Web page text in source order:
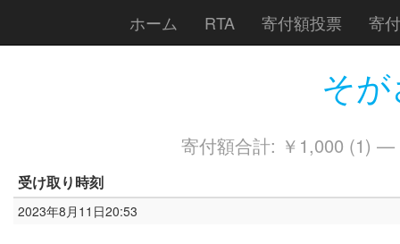
ホーム RTA 寄付額投票 寄
そ
寄付額合計: ￥1,000 (1) —
受け取り時刻
2023年8月11日20:53